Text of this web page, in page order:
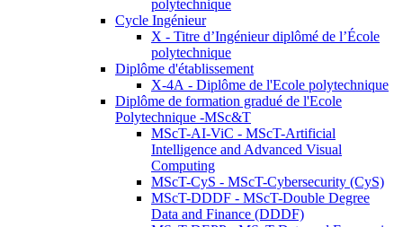
polytechnique
Cycle Ingénieur
X - Titre d’Ingénieur diplômé de l’École
polytechnique
Diplôme d'établissement
X-4A - Diplôme de l'Ecole polytechnique
Diplôme de formation gradué de l'Ecole
Polytechnique -MSc&T
MScT-AI-ViC - MScT-Artificial
Intelligence and Advanced Visual
Computing
MScT-CyS - MScT-Cybersecurity (CyS)
MScT-DDDF - MScT-Double Degree
Data and Finance (DDDF)